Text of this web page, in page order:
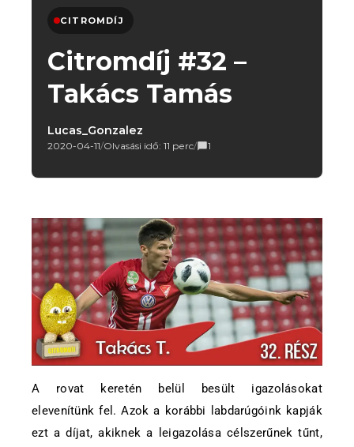
CITROMDÍJ
Citromdíj #32 –
Takács Tamás
Lucas_Gonzalez
2020-04-11/Olvasási idő: 11 perc/ 1
A rovat keretén belül besült igazolásokat
elevenítünk fel. Azok a korábbi labdarúgóink kapják
ezt a díjat, akiknek a leigazolása célszerűnek tűnt,